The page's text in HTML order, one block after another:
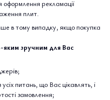
рекламації
плит.
в тому випадку, якщо покупка
яким зручним для Вас
питань, що Вас цікавлять, і
замовлення;